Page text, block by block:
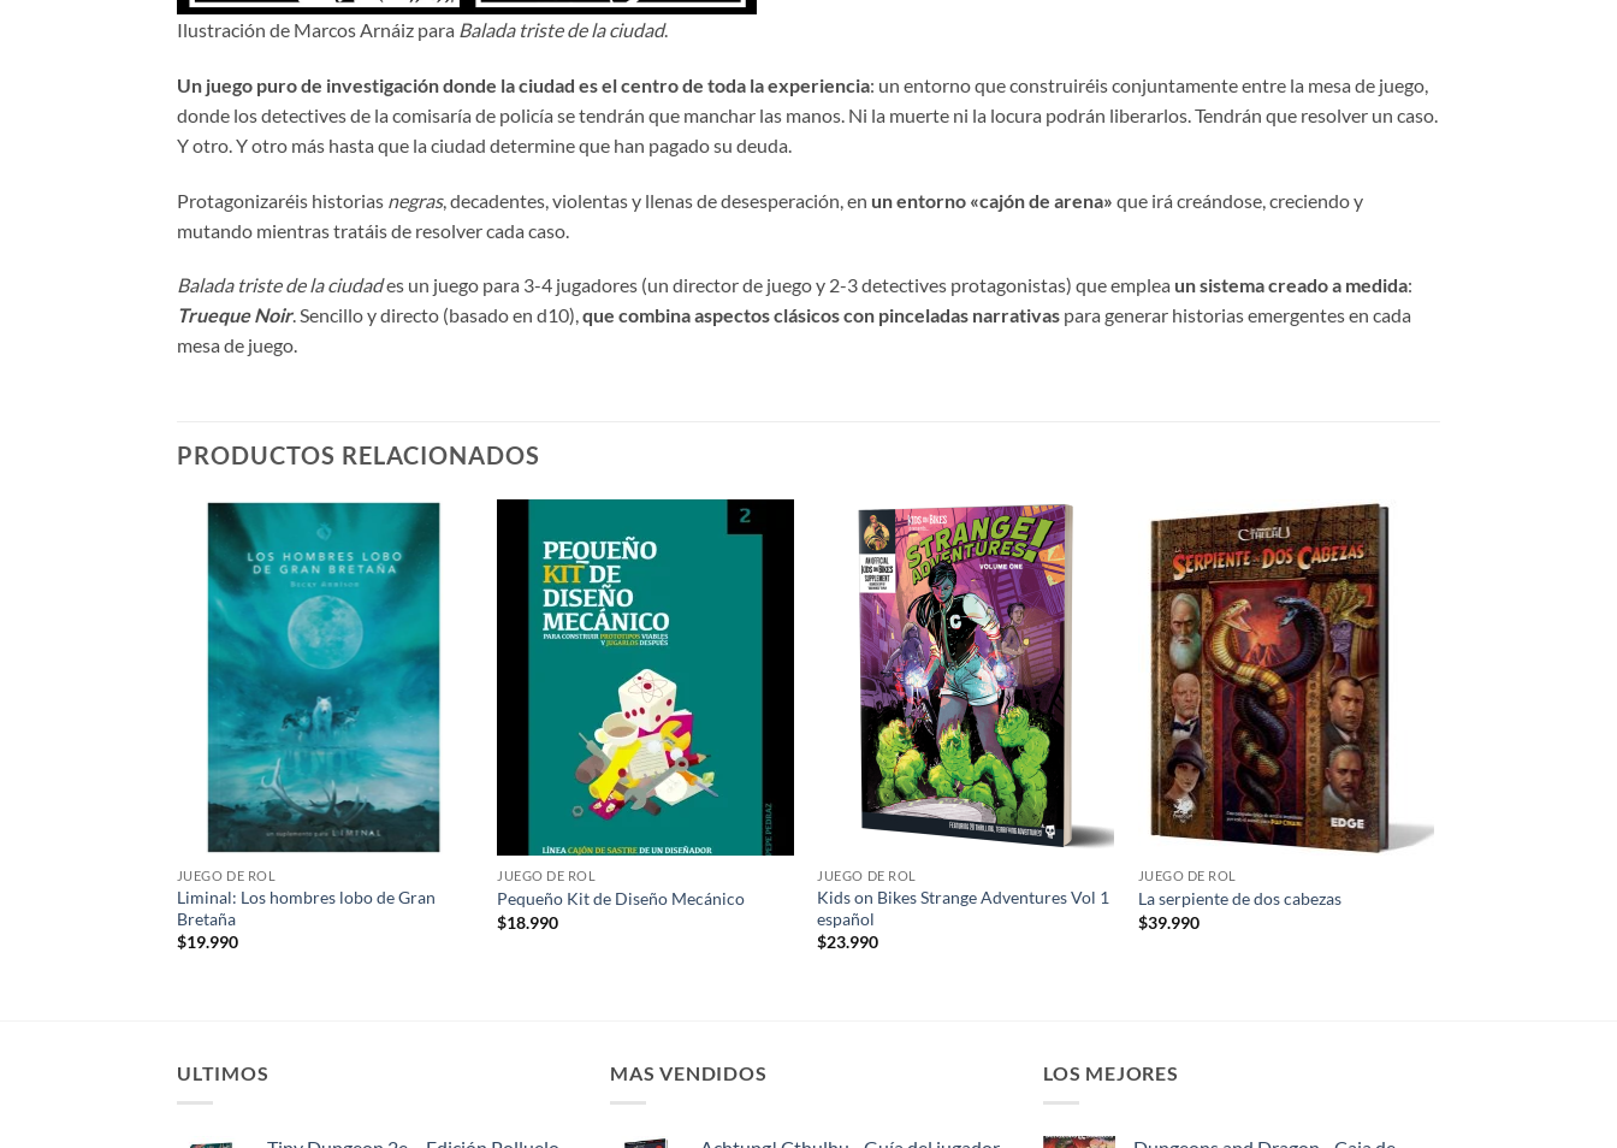
Ilustración de Marcos Arnáiz para Balada triste de la ciudad.
Un juego puro de investigacióndonde la ciudad es el centro de toda la experiencia: un entorno que construiréis conjuntamente entre la mesa de juego,
donde los detectives de la comisaría de policía se tendrán que manchar las manos. Ni la muerte ni la locura podrán liberarlos. Tendrán que resolver un caso.
Y otro. Y otro más hasta que la ciudad determine que han pagado su deuda.
Protagonizaréis historias negras, decadentes, violentas y llenas de desesperación, en un entorno «cajón de arena» que irá creándose, creciendo y
mutando mientras tratáis de resolver cada caso.
Balada triste de la ciudades un juego para 3-4 jugadores (un director de juego y 2-3 detectives protagonistas) que emplea un sistema creado a medida:
Trueque Noir. Sencillo y directo (basado en d10),que combina aspectos clásicos con pinceladas narrativas para generar historias emergentes en cada
mesa de juego.
PRODUCTOS RELACIONADOS
JUEGO DE ROL
Liminal: Los hombres lobo de Gran
Bretaña
$19.990
JUEGO DE ROL
Pequeño Kit de Diseño Mecánico
$18.990
Añadir
a la
lista de
deseos
JUEGO DE ROL
Kids on Bikes Strange Adventures Vol 1
español
$23.990
Añadir
deseos
JUEGO DE ROL
La serpiente de dos cabezas
$39.990
ULTIMOS MAS VENDIDOS LOS MEJORES